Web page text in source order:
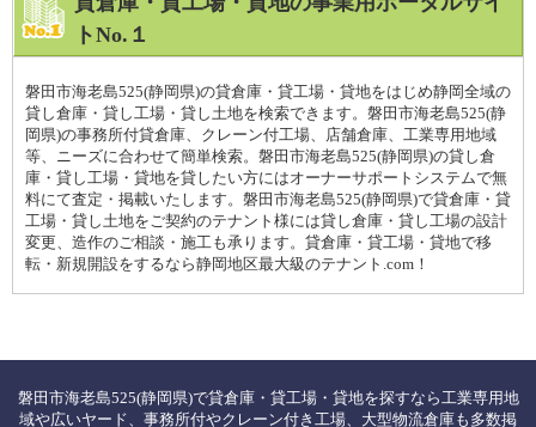
トNo.１
磐田市海老島525(静岡県)の貸倉庫・貸工場・貸地をはじめ静岡全域の
貸し倉庫・貸し工場・貸し土地を検索できます。磐田市海老島525(静
岡県)の事務所付貸倉庫、クレーン付工場、店舗倉庫、工業専用地域
等、ニーズに合わせて簡単検索。磐田市海老島525(静岡県)の貸し倉
庫・貸し工場・貸地を貸したい方にはオーナーサポートシステムで無
料にて査定・掲載いたします。磐田市海老島525(静岡県)で貸倉庫・貸
工場・貸し土地をご契約のテナント様には貸し倉庫・貸し工場の設計
変更、造作のご相談・施工も承ります。貸倉庫・貸工場・貸地で移
転・新規開設をするなら静岡地区最大級のテナント.com！
磐田市海老島525(静岡県)で貸倉庫・貸工場・貸地を探すなら工業専用地
域や広いヤード、事務所付やクレーン付き工場、大型物流倉庫も多数掲